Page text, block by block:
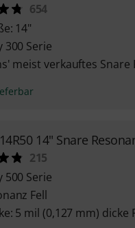
654
14"
300 Serie
meist verkauftes Snare
14" Snare
215
500 Serie
Fell
5 mil (0,127 mm) dicke